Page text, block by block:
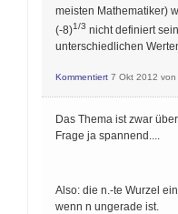
meisten Mathematiker)
(-8)1/3 nicht definiert
unterschiedlichen
Kommentiert 7 Okt 2012 von
Das Thema ist zwar
Frage ja spannend....
Also: die n.-te Wurzel
wenn n ungerade ist.